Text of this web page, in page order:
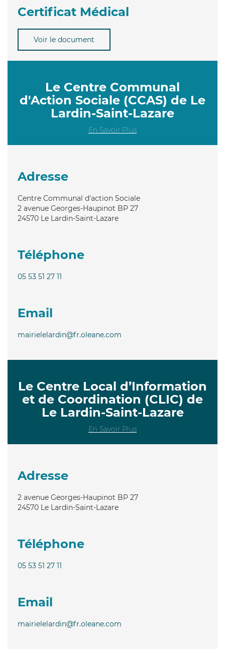
Certificat Médical
Voir le document
Le Centre Communal
d'Action Sociale (CCAS) de Le
Lardin-Saint-Lazare
En Savoir Plus
Adresse
Centre Communal d'action Sociale
2 avenue Georges-Haupinot BP 27
24570 Le Lardin-Saint-Lazare
Téléphone
05 53 51 27 11
Email
mairielelardin@fr.oleane.com
Le Centre Local d’Information
et de Coordination (CLIC) de
Le Lardin-Saint-Lazare
En Savoir Plus
Adresse
2 avenue Georges-Haupinot BP 27
24570 Le Lardin-Saint-Lazare
Téléphone
05 53 51 27 11
Email
mairielelardin@fr.oleane.com